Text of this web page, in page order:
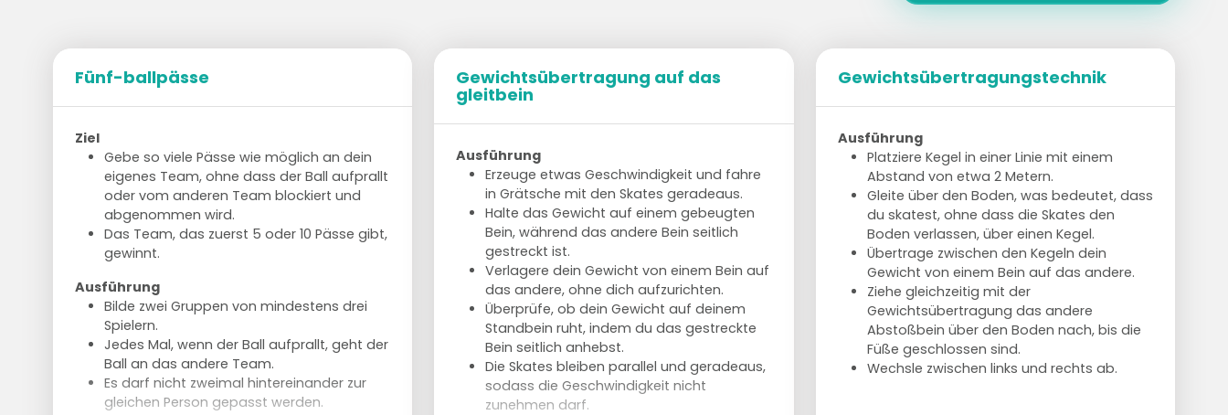
Fünf-ballpässe
Ziel
Gebe so viele Pässe wie möglich an dein
eigenes Team, ohne dass der Ball aufprallt
oder vom anderen Team blockiert und
abgenommen wird.
Das Team, das zuerst 5 oder 10 Pässe gibt,
gewinnt.
Ausführung
Bilde zwei Gruppen von mindestens drei
Spielern.
Jedes Mal, wenn der Ball aufprallt, geht der
Ball an das andere Team.
Es darf nicht zweimal hintereinander zur
gleichen Person gepasst werden.
Gewichtsübertragung auf das
gleitbein
Ausführung
Erzeuge etwas Geschwindigkeit und fahre
in Grätsche mit den Skates geradeaus.
Halte das Gewicht auf einem gebeugten
Bein, während das andere Bein seitlich
gestreckt ist.
Verlagere dein Gewicht von einem Bein auf
das andere, ohne dich aufzurichten.
Überprüfe, ob dein Gewicht auf deinem
Standbein ruht, indem du das gestreckte
Bein seitlich anhebst.
Die Skates bleiben parallel und geradeaus,
sodass die Geschwindigkeit nicht
zunehmen darf.
Gewichtsübertragungstechnik
Ausführung
Platziere Kegel in einer Linie mit einem
Abstand von etwa 2 Metern.
Gleite über den Boden, was bedeutet, dass
du skatest, ohne dass die Skates den
Boden verlassen, über einen Kegel.
Übertrage zwischen den Kegeln dein
Gewicht von einem Bein auf das andere.
Ziehe gleichzeitig mit der
Gewichtsübertragung das andere
Abstoßbein über den Boden nach, bis die
Füße geschlossen sind.
Wechsle zwischen links und rechts ab.